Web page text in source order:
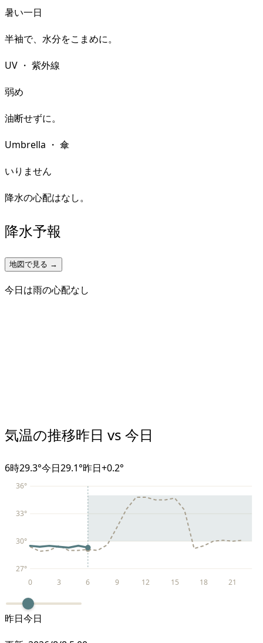
暑い一日
半袖で、水分をこまめに。
UV ・ 紫外線
弱め
油断せずに。
Umbrella ・ 傘
いりません
降水の心配はなし。
降水予報
地図で見る →
今日は雨の心配なし
気温の推移昨日 vs 今日
6時29.3°今日29.1°昨日+0.2°
27°
30°
33°
36°
0 3 6 9 12 15 18 21
昨日今日